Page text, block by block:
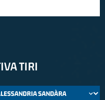
TIRI